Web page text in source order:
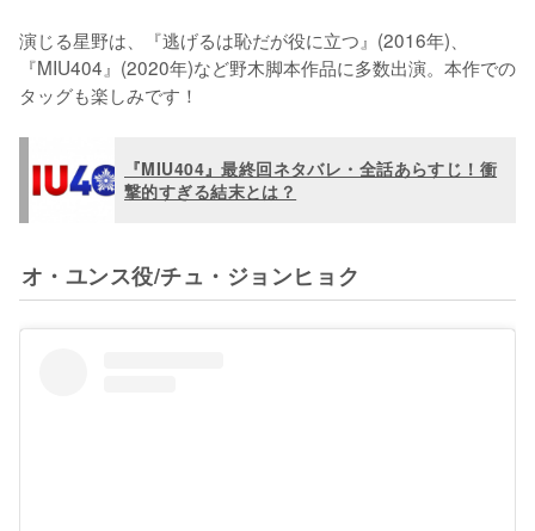
演じる星野は、『逃げるは恥だが役に立つ』(2016年)、
『MIU404』(2020年)など野木脚本作品に多数出演。本作での
タッグも楽しみです！
『MIU404』最終回ネタバレ・全話あらすじ！衝
撃的すぎる結末とは？
オ・ユンス役/チュ・ジョンヒョク